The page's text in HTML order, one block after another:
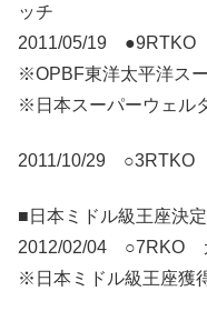
ッチ
2011/05/19 ●9RTKO
※OPBF東洋太平洋ス
※日本スーパーウェル
2011/10/29 ○3RTKO
■日本ミドル級王座決
2012/02/04 ○7RKO
※日本ミドル級王座獲